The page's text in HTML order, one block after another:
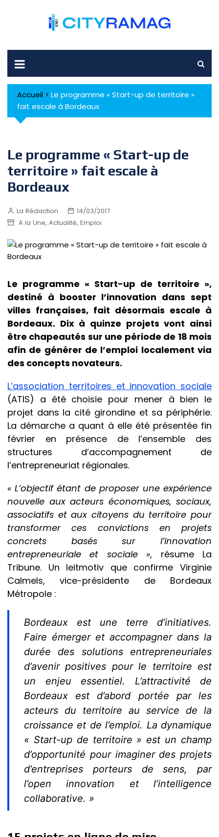
Accueil > Le programme « Start-up de territoire »
fait escale à Bordeaux
Le programme « Start-up de
territoire » fait escale à
Bordeaux
La Rédaction
14/03/2017
A la Une, Actualité, Emploi
Le programme « Start-up de territoire »,
destiné à booster l’innovation dans sept
villes françaises, fait désormais escale à
Bordeaux. Dix à quinze projets vont ainsi
être chapeautés sur une période de 18 mois
afin de générer de l’emploi localement via
des concepts novateurs.
L’association territoires et innovation sociale
(ATIS) a été choisie pour mener à bien le
projet dans la cité girondine et sa périphérie.
La démarche a quant à elle été présentée fin
février en présence de l’ensemble des
structures d’accompagnement de
l’entrepreneuriat régionales.
« L’objectif étant de proposer une expérience
nouvelle aux acteurs économiques, sociaux,
associatifs et aux citoyens du territoire pour
transformer ces convictions en projets
concrets basés sur l’innovation
entrepreneuriale et sociale », résume La
Tribune. Un leitmotiv que confirme Virginie
Calmels, vice-présidente de Bordeaux
Métropole :
Bordeaux est une terre d’initiatives.
Faire émerger et accompagner dans la
durée des solutions entrepreneuriales
d’avenir positives pour le territoire est
un enjeu essentiel. L’attractivité de
Bordeaux est d’abord portée par les
acteurs du territoire au service de la
croissance et de l’emploi. La dynamique
« Start-up de territoire » est un champ
d’opportunité pour imaginer des projets
d’entreprises porteurs de sens, par
l’open innovation et l’intelligence
collaborative. »